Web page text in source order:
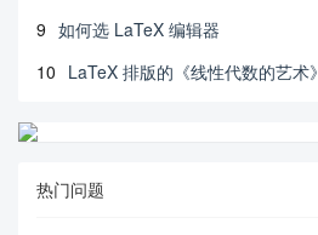
9 如何选 LaTeX 编辑器
10 LaTeX 排版的《线性代数的艺术》
热门问题